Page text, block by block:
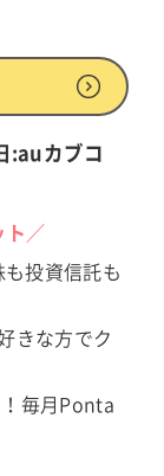
:auカブコ
ト／
投資信託も
きな方でク
毎月Ponta